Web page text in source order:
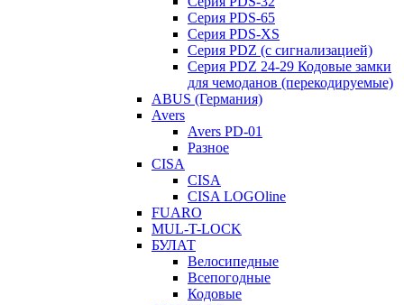
Серия PDS-65
Серия PDS-XS
Серия PDZ (с сигнализацией)
Серия PDZ 24-29 Кодовые замки
для чемоданов (перекодируемые)
ABUS (Германия)
Avers
Avers PD-01
Разное
CISA
CISA
CISA LOGOline
FUARO
MUL-T-LOCK
БУЛАТ
Велосипедные
Всепогодные
Кодовые